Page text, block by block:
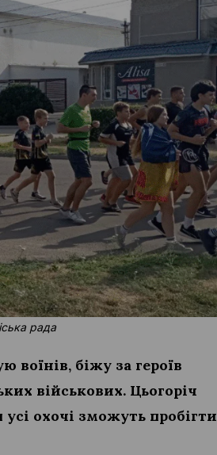
рада
воїнів, біжу за героїв
військових. Цьогоріч
усі охочі зможуть пробігти